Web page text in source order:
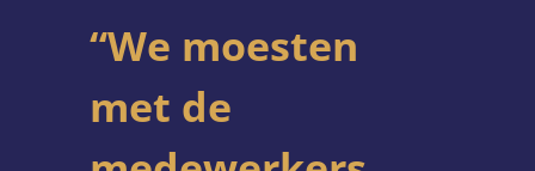
“We moesten
met de